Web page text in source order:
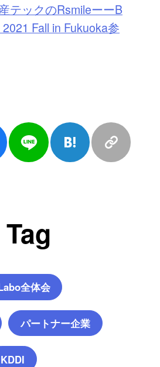
テックのRsmileーーB
Fall in Fukuoka参
Tag
全体会
パートナー企業
KDDI